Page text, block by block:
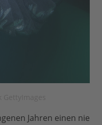
Jahren einen nie